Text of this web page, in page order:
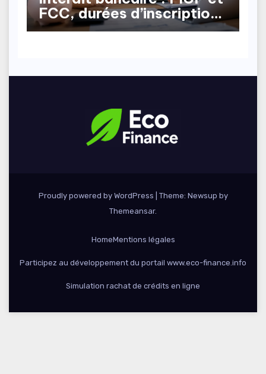
FCC, durées d’inscription,
comment en sortir ?
Proudly powered by WordPress
Theme: Newsup by
Themeansar.
HomeMentions légales
Participez au développement du portail www.eco-finance.info
Simulation rachat de crédits en ligne